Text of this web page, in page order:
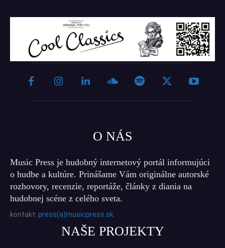
O NÁS
Music Press je hudobný internetový portál informujúci
o hudbe a kultúre. Prinášame Vám originálne autorské
rozhovory, recenzie, reportáže, články z diania na
hudobnej scéne z celého sveta.
kontakt: press(a)musicpress.sk
NAŠE PROJEKTY